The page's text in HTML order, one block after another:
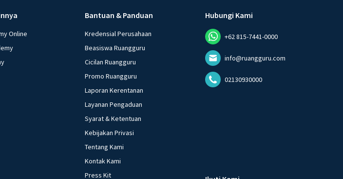
Online
Bantuan & Panduan
Kredensial Perusahaan
Beasiswa Ruangguru
Cicilan Ruangguru
Promo Ruangguru
Laporan Kerentanan
Layanan Pengaduan
Syarat & Ketentuan
Kebijakan Privasi
Tentang Kami
Kontak Kami
Press Kit
Hubungi Kami
+62 815-7441-0000
info@ruangguru.com
02130930000